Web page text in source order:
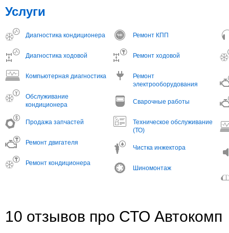
Услуги
Диагностика кондиционера
Диагностика ходовой
Компьютерная диагностика
Обслуживание
кондиционера
Продажа запчастей
Ремонт двигателя
Ремонт кондиционера
Ремонт КПП
Ремонт ходовой
Ремонт
электрооборудования
Сварочные работы
Техническое обслуживание
(ТО)
Чистка инжектора
Шиномонтаж
10 отзывов про СТО Автокомп